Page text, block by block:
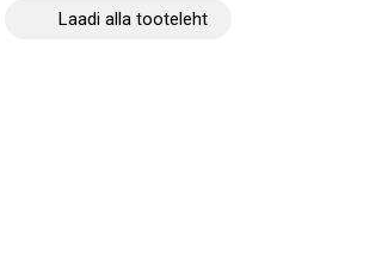
Laadi alla tooteleht